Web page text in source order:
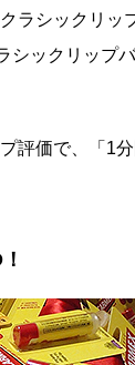
ラシックリッ
シックリップ
評価で、「1